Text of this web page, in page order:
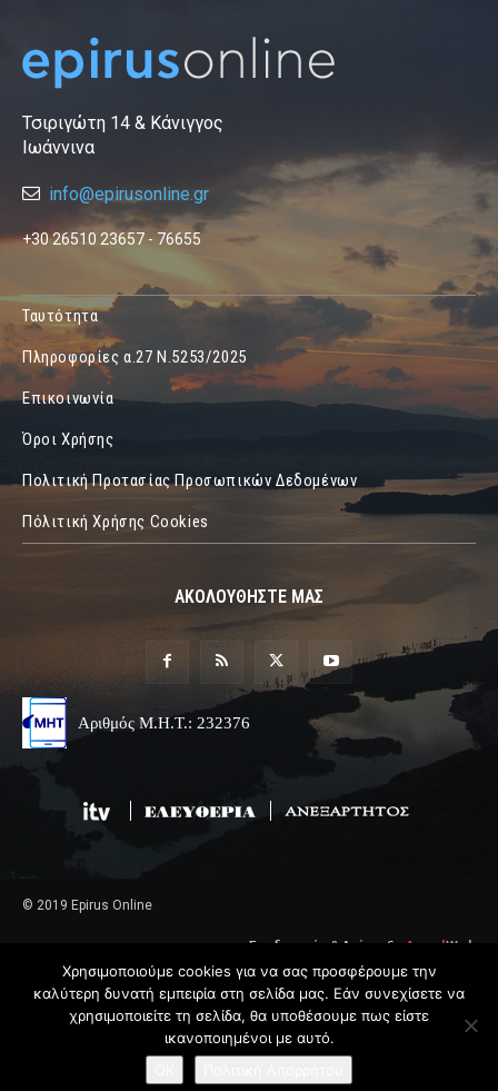
Τσιριγώτη 14 & Κάνιγγος
Ιωάννινα
info@epirusonline.gr
+30 26510 23657 - 76655
Ταυτότητα
Πληροφορίες α.27 Ν.5253/2025
Επικοινωνία
Όροι Χρήσης
Πολιτική Προτασίας Προσωπικών Δεδομένων
Πόλιτική Χρήσης Cookies
ΑΚΟΛΟΥΘΗΣΤΕ ΜΑΣ
Αριθμός Μ.Η.Τ.: 232376
© 2019 Epirus Online
Σχεδιασμός & Ανάπτυξη AngelWeb
Χρησιμοποιούμε cookies για να σας προσφέρουμε την
καλύτερη δυνατή εμπειρία στη σελίδα μας. Εάν συνεχίσετε να
χρησιμοποιείτε τη σελίδα, θα υποθέσουμε πως είστε
ικανοποιημένοι με αυτό.